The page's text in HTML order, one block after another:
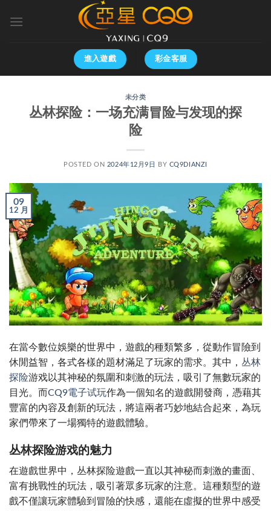
進入遊戲 彩金客服
未分类
丛林探险：一场充满冒险与发现的探
险
POSTED ON 2024年12月9日 BY CQ9DIANZI
09
12 月
在當今數位娛樂的世界中，遊戲的種類繁多，從動作冒險到
休閒益智，各式各樣的題材滿足了玩家的需求。其中， 丛林
探险游戏以其神秘的氛圍和刺激的玩法，吸引了無數玩家的
目光。而CQ9電子试玩作為一個知名的遊戲開發商，憑藉其
豐富的內容及創新的玩法，將這兩者巧妙地結合起來，為玩
家們帶來了一場獨特的遊戲體驗。
丛林探险游戏的魅力
在遊戲世界中，丛林探险遊戲一直以其神秘而刺激的畫面、
富有挑戰性的玩法，吸引著眾多玩家的注意。這種類型的遊
戲不僅讓玩家體驗到冒險的快感，還能在虛擬的世界中感受